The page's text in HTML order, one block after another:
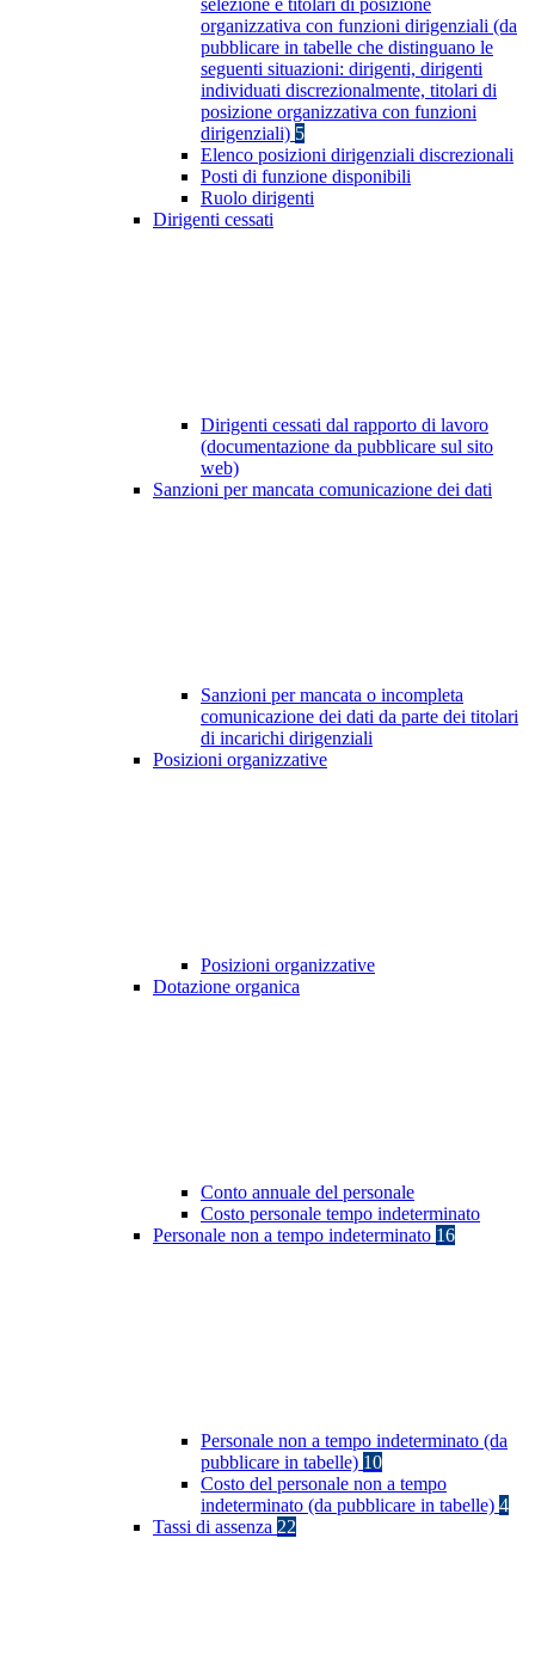
selezione e titolari di posizione
organizzativa con funzioni dirigenziali (da
pubblicare in tabelle che distinguano le
seguenti situazioni: dirigenti, dirigenti
individuati discrezionalmente, titolari di
posizione organizzativa con funzioni
dirigenziali) 5
Elenco posizioni dirigenziali discrezionali
Posti di funzione disponibili
Ruolo dirigenti
Dirigenti cessati
Dirigenti cessati dal rapporto di lavoro
(documentazione da pubblicare sul sito
web)
Sanzioni per mancata comunicazione dei dati
Sanzioni per mancata o incompleta
comunicazione dei dati da parte dei titolari
di incarichi dirigenziali
Posizioni organizzative
Posizioni organizzative
Dotazione organica
Conto annuale del personale
Costo personale tempo indeterminato
Personale non a tempo indeterminato 16
Personale non a tempo indeterminato (da
pubblicare in tabelle) 10
Costo del personale non a tempo
indeterminato (da pubblicare in tabelle) 4
Tassi di assenza 22